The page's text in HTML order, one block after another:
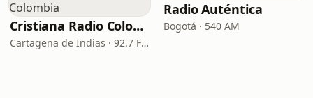
Cristiana Radio Colombia
Cartagena de Indias · 92.7 FM
Radio Auténtica
Bogotá · 540 AM